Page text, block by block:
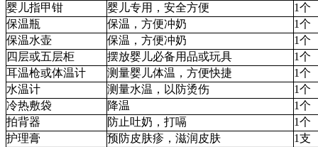
婴儿指甲钳
婴儿专用，安全方便
1个
保温瓶
保温，方便冲奶
1个
保温水壶
保温，方便冲奶
1个
四层或五层柜
摆放婴儿必备用品或玩具
1个
耳温枪或体温计
测量婴儿体温，方便快捷
1个
水温计
测量水温，以防烫伤
1个
冷热敷袋
降温
1个
拍背器
防止吐奶，打嗝
1个
护理膏
预防皮肤疹，滋润皮肤
1支